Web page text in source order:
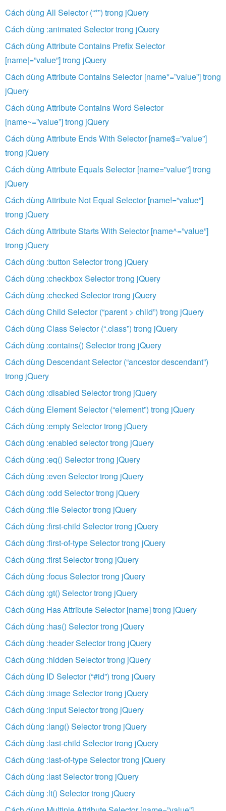
Cách dùng All Selector (“*”) trong jQuery
Cách dùng :animated Selector trong jQuery
Cách dùng Attribute Contains Prefix Selector
[name|=”value”] trong jQuery
Cách dùng Attribute Contains Selector [name*=”value”] trong
jQuery
Cách dùng Attribute Contains Word Selector
[name~=”value”] trong jQuery
Cách dùng Attribute Ends With Selector [name$=”value”]
trong jQuery
Cách dùng Attribute Equals Selector [name=”value”] trong
jQuery
Cách dùng Attribute Not Equal Selector [name!=”value”]
trong jQuery
Cách dùng Attribute Starts With Selector [name^=”value”]
trong jQuery
Cách dùng :button Selector trong jQuery
Cách dùng :checkbox Selector trong jQuery
Cách dùng :checked Selector trong jQuery
Cách dùng Child Selector (“parent > child”) trong jQuery
Cách dùng Class Selector (“.class”) trong jQuery
Cách dùng :contains() Selector trong jQuery
Cách dùng Descendant Selector (“ancestor descendant”)
trong jQuery
Cách dùng :disabled Selector trong jQuery
Cách dùng Element Selector (“element”) trong jQuery
Cách dùng :empty Selector trong jQuery
Cách dùng :enabled selector trong jQuery
Cách dùng :eq() Selector trong jQuery
Cách dùng :even Selector trong jQuery
Cách dùng :odd Selector trong jQuery
Cách dùng :file Selector trong jQuery
Cách dùng :first-child Selector trong jQuery
Cách dùng :first-of-type Selector trong jQuery
Cách dùng :first Selector trong jQuery
Cách dùng :focus Selector trong jQuery
Cách dùng :gt() Selector trong jQuery
Cách dùng Has Attribute Selector [name] trong jQuery
Cách dùng :has() Selector trong jQuery
Cách dùng :header Selector trong jQuery
Cách dùng :hidden Selector trong jQuery
Cách dùng ID Selector (“#id”) trong jQuery
Cách dùng :image Selector trong jQuery
Cách dùng :input Selector trong jQuery
Cách dùng :lang() Selector trong jQuery
Cách dùng :last-child Selector trong jQuery
Cách dùng :last-of-type Selector trong jQuery
Cách dùng :last Selector trong jQuery
Cách dùng :lt() Selector trong jQuery